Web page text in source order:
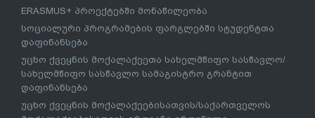
ERASMUS+ პროექტებში მონაწილეობა
სოციალური პროგრამების ფარგლებში სტუდენტთა
დაფინანსება
უცხო ქვეყნის მოქალაქეეთა სახელმწიფო სასწავლო/
სახელმწიფო სასწავლო სამაგისტრო გრანტით
დაფინანსება
უცხო ქვეყნის მოქალაქეებისათვის/საქართველოს